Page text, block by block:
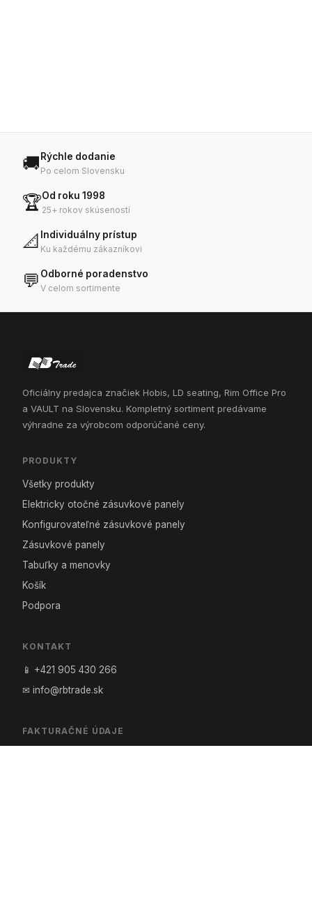
🚚 Rýchle dodanie
Po celom Slovensku
🏆Od roku 1998
25+ rokov skúseností
📐 Individuálny prístup
Ku každému zákazníkovi
💬 Odborné poradenstvo
V celom sortimente
Oficiálny predajca značiek Hobis, LD seating, Rim Office Pro
a VAULT na Slovensku. Kompletný sortiment predávame
výhradne za výrobcom odporúčané ceny.
PRODUKTY
Všetky produkty
Elektricky otočné zásuvkové panely
Konfigurovateľné zásuvkové panely
Zásuvkové panely
Tabuľky a menovky
Košík
Podpora
KONTAKT
📱 +421 905 430 266
✉ info@rbtrade.sk
FAKTURAČNÉ ÚDAJE